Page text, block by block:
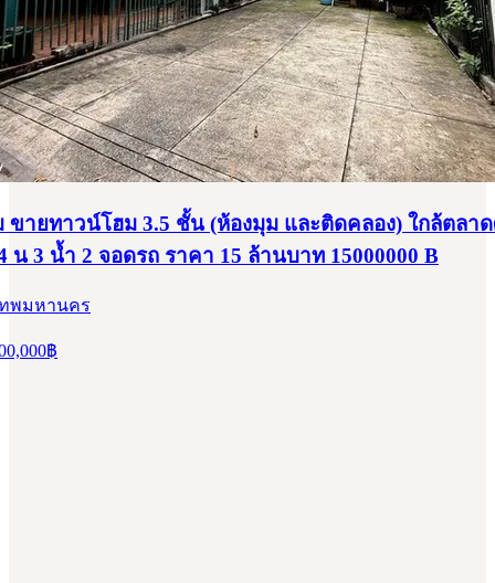
ขายทาวน์โฮม 3.5 ชั้น (ห้องมุม และติดคลอง) ใกล้ตลา
น 3 น้ำ 2 จอดรถ ราคา 15 ล้านบาท 15000000 B
ทพมหานคร
฿